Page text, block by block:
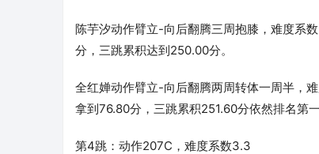
陈芋汐动作臂立-向后翻腾三周抱膝，难度系
分，三跳累积达到250.00分。
全红婵动作臂立-向后翻腾两周转体一周半，
拿到76.80分，三跳累积251.60分依然排名第一
第4跳：动作207C，难度系数3.3